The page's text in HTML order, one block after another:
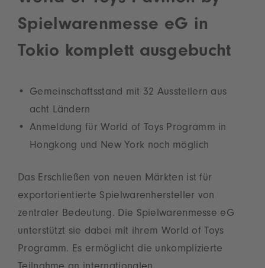
Spielwarenmesse eG in
Tokio komplett ausgebucht
Gemeinschaftsstand mit 32 Ausstellern aus
acht Ländern
Anmeldung für World of Toys Programm in
Hongkong und New York noch möglich
Das Erschließen von neuen Märkten ist für
exportorientierte Spielwarenhersteller von
zentraler Bedeutung. Die Spielwarenmesse eG
unterstützt sie dabei mit ihrem World of Toys
Programm. Es ermöglicht die unkomplizierte